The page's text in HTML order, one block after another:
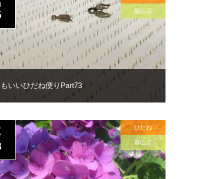
いいひだね便りPart73
基山店
ひだね
基山店